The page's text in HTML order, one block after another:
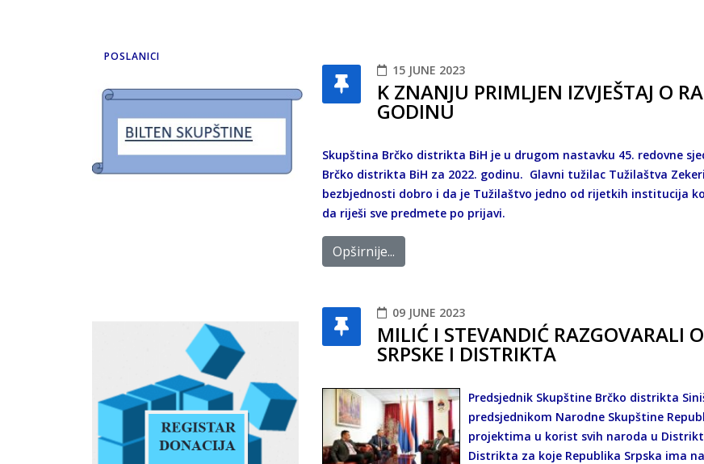
POSLANICI
15 JUNE 2023
K ZNANJU PRIMLJEN IZVJEŠTAJ O
GODINU
Skupština Brčko distrikta BiH je u drugom nastavku 45. redovne
Brčko distrikta BiH za 2022. godinu. Glavni tužilac Tužilaštva
bezbjednosti dobro i da je Tužilaštvo jedno od rijetkih institucija
da riješi sve predmete po prijavi.
Opširnije...
09 JUNE 2023
MILIĆ I STEVANDIĆ RAZGOVARALI
SRPSKE I DISTRIKTA
Predsjednik Skupštine Brčko distrikta
predsjednikom Narodne Skupštine
projektima u korist svih naroda u
Distrikta za koje Republika Srpska ima